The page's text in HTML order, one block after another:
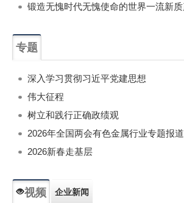
专题
深入学习贯彻习近平党建思想
伟大征程
树立和践行正确政绩观
2026年全国两会有色金属行业专题报道
2026新春走基层
视频 企业新闻